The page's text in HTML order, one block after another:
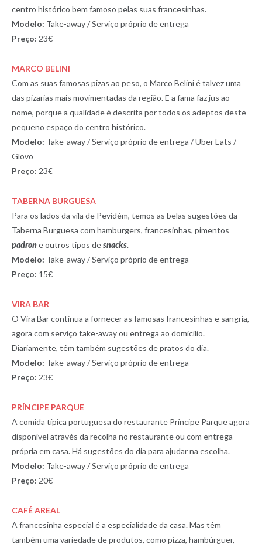
centro histórico bem famoso pelas suas francesinhas.
Modelo: Take-away / Serviço próprio de entrega
Preço: 23€
MARCO BELINI
Com as suas famosas pizas ao peso, o Marco Belini é talvez uma
das pizarias mais movimentadas da região. E a fama faz jus ao
nome, porque a qualidade é descrita por todos os adeptos deste
pequeno espaço do centro histórico.
Modelo: Take-away / Serviço próprio de entrega / Uber Eats /
Glovo
Preço: 23€
TABERNA BURGUESA
Para os lados da vila de Pevidém, temos as belas sugestões da
Taberna Burguesa com hamburgers, francesinhas, pimentos
padrone outros tipos desnacks.
Modelo: Take-away / Serviço próprio de entrega
Preço: 15€
VIRA BAR
O Vira Bar continua a fornecer as famosas francesinhas e sangria,
agora com serviço take-away ou entrega ao domicílio.
Diariamente, têm também sugestões de pratos do dia.
Modelo: Take-away / Serviço próprio de entrega
Preço: 23€
PRÍNCIPE PARQUE
A comida típica portuguesa do restaurante Príncipe Parque agora
disponível através da recolha no restaurante ou com entrega
própria em casa. Há sugestões do dia para ajudar na escolha.
Modelo: Take-away / Serviço próprio de entrega
Preço: 20€
CAFÉ AREAL
A francesinha especial é a especialidade da casa. Mas têm
também uma variedade de produtos, como pizza, hambúrguer,